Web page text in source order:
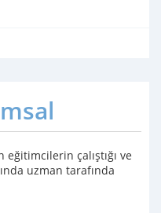
çalıştığı ve
uzman tarafında